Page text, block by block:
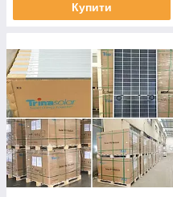
Купити